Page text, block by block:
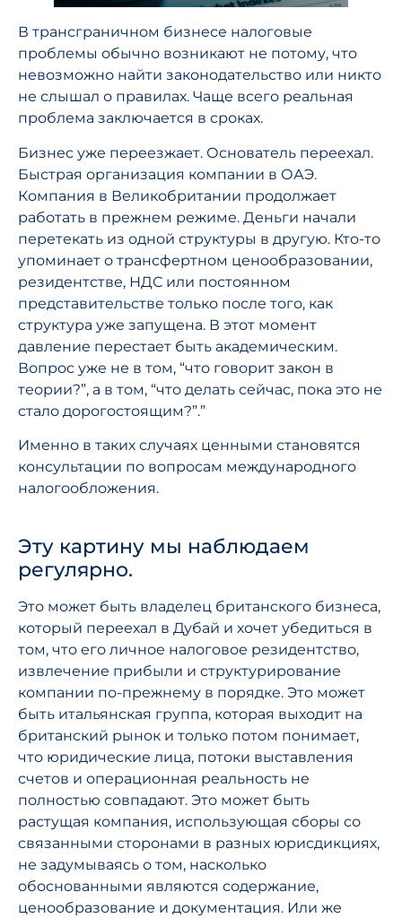
В трансграничном бизнесе налоговые
проблемы обычно возникают не потому, что
невозможно найти законодательство или никто
не слышал о правилах. Чаще всего реальная
проблема заключается в сроках.
Бизнес уже переезжает. Основатель переехал.
Быстрая организация компании в ОАЭ.
Компания в Великобритании продолжает
работать в прежнем режиме. Деньги начали
перетекать из одной структуры в другую. Кто-то
упоминает о трансфертном ценообразовании,
резидентстве, НДС или постоянном
представительстве только после того, как
структура уже запущена. В этот момент
давление перестает быть академическим.
Вопрос уже не в том, “что говорит закон в
теории?”, а в том, “что делать сейчас, пока это не
стало дорогостоящим?”.”
Именно в таких случаях ценными становятся
консультации по вопросам международного
налогообложения.
Эту картину мы наблюдаем
регулярно.
Это может быть владелец британского бизнеса,
который переехал в Дубай и хочет убедиться в
том, что его личное налоговое резидентство,
извлечение прибыли и структурирование
компании по-прежнему в порядке. Это может
быть итальянская группа, которая выходит на
британский рынок и только потом понимает,
что юридические лица, потоки выставления
счетов и операционная реальность не
полностью совпадают. Это может быть
растущая компания, использующая сборы со
связанными сторонами в разных юрисдикциях,
не задумываясь о том, насколько
обоснованными являются содержание,
ценообразование и документация. Или же